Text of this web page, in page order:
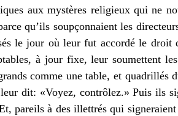
aux mystères religieux qui ne
qu’ils soupçonnaient les
le jour où leur fut accordé le droit
à jour fixe, leur soumettent
comme une table, et quadrillés
dit: «Voyez, contrôlez.» Puis ils
pareils à des illettrés qui